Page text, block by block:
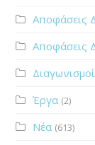
Αποφάσεις
Αποφάσεις
Έργα (2)
Νέα (613)